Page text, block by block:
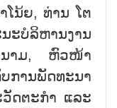
ໂນ້ຍ, ທ່ານ ໂຕ
ບໍລິຫານງານ
ນາມ, ຫົວໜ້າ
ານພັດທະນາ
ວັດຕະກຳ ແລະ